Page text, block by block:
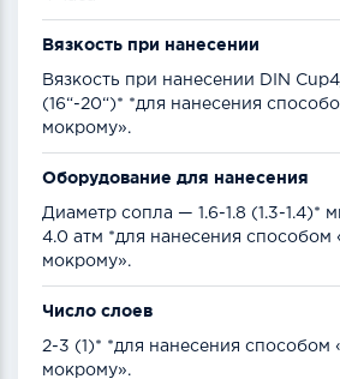
Вязкость при нанесении
Вязкость при нанесении DIN
(16“-20“)* *для нанесения
мокрому».
Оборудование для нанесения
Диаметр сопла — 1.6-1.8 (1.3-1.4)*
4.0 атм *для нанесения способом
мокрому».
Число слоев
2-3 (1)* *для нанесения способом
мокрому».